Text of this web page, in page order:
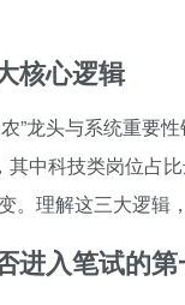
核心逻辑
”龙头与系统重要
中科技类岗位占
。理解这三大逻辑
进入笔试的